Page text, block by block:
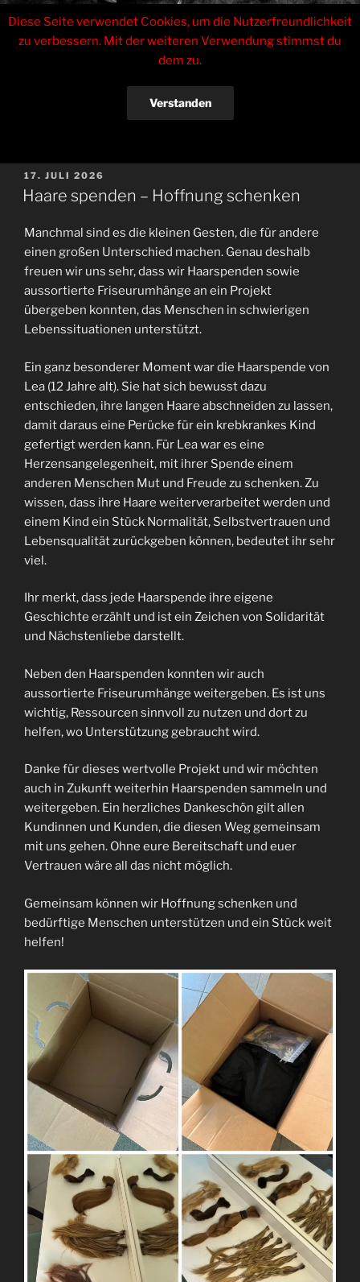
Zum
Inhalt
springen
Tinas Haarstudio
Inhaberin Sabrina Czarkowski
Menü
VERÖFFENTLICHT
AM
17. JULI 2026
Haare spenden – Hoffnung schenken
Manchmal sind es die kleinen Gesten, die für andere
einen großen Unterschied machen. Genau deshalb
freuen wir uns sehr, dass wir Haarspenden sowie
aussortierte Friseurumhänge an ein Projekt
übergeben konnten, das Menschen in schwierigen
Lebenssituationen unterstützt.
Ein ganz besonderer Moment war die Haarspende von
Lea (12 Jahre alt). Sie hat sich bewusst dazu
entschieden, ihre langen Haare abschneiden zu lassen,
damit daraus eine Perücke für ein krebkrankes Kind
gefertigt werden kann. Für Lea war es eine
Herzensangelegenheit, mit ihrer Spende einem
anderen Menschen Mut und Freude zu schenken. Zu
wissen, dass ihre Haare weiterverarbeitet werden und
einem Kind ein Stück Normalität, Selbstvertrauen und
Lebensqualität zurückgeben können, bedeutet ihr sehr
viel.
Ihr merkt, dass jede Haarspende ihre eigene
Geschichte erzählt und ist ein Zeichen von Solidarität
und Nächstenliebe darstellt.
Neben den Haarspenden konnten wir auch
aussortierte Friseurumhänge weitergeben. Es ist uns
wichtig, Ressourcen sinnvoll zu nutzen und dort zu
helfen, wo Unterstützung gebraucht wird.
Danke für dieses wertvolle Projekt und wir möchten
auch in Zukunft weiterhin Haarspenden sammeln und
weitergeben. Ein herzliches Dankeschön gilt allen
Kundinnen und Kunden, die diesen Weg gemeinsam
mit uns gehen. Ohne eure Bereitschaft und euer
Vertrauen wäre all das nicht möglich.
Gemeinsam können wir Hoffnung schenken und
bedürftige Menschen unterstützen und ein Stück weit
helfen!
Diese Seite verwendet Cookies, um die Nutzerfreundlichkeit
zu verbessern. Mit der weiteren Verwendung stimmst du
dem zu.
Verstanden